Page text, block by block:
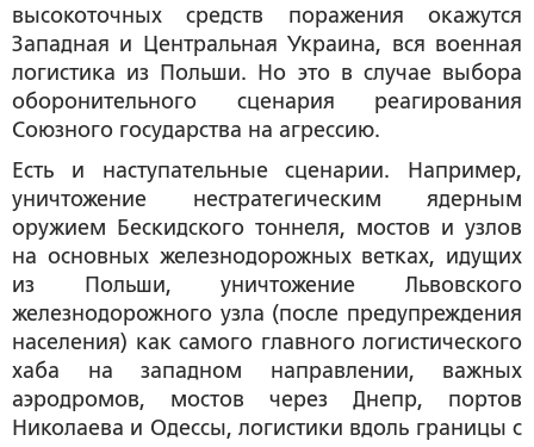
высокоточных средств поражения окажутся
Западная и Центральная Украина, вся военная
логистика из Польши. Но это в случае выбора
оборонительного сценария реагирования
Союзного государства на агрессию.
Есть и наступательные сценарии. Например,
уничтожение нестратегическим ядерным
оружием Бескидского тоннеля, мостов и узлов
на основных железнодорожных ветках, идущих
из Польши, уничтожение Львовского
железнодорожного узла (после предупреждения
населения) как самого главного логистического
хаба на западном направлении, важных
аэродромов, мостов через Днепр, портов
Николаева и Одессы, логистики вдоль границы с